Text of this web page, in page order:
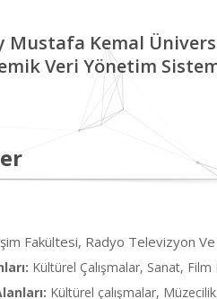
Mustafa Kemal
Veri Yönetim
Fakültesi, Radyo Televizyon
Kültürel Çalışmalar, Sanat,
Kültürel çalışmalar, Müzecilik